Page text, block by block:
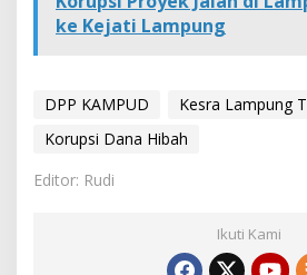
ke Kejati Lampung
DPP KAMPUD
Kesra Lampung
Korupsi Dana Hibah
Editor: Rudi
Ikuti Kami